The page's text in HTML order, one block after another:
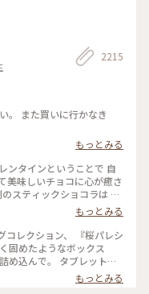
2215
。 また買いに行かなき
もっとみる
美味しいチョコに心が癒さ
酒入りチョコや 京都産の
コと一言で
も
プレゼント用でも どちら
もっとみる
コレクション、 『桜パレシ
タブレットも
桜を覗くような和を感じ
もっとみる